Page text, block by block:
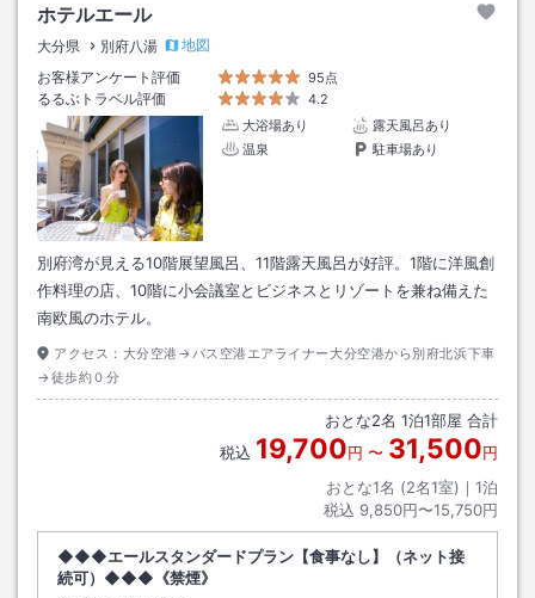
ホテルエール
大分県 別府八湯
地図
お客様アンケート評価
95点
るるぶトラベル評価
4.2
大浴場あり
露天風呂あり
温泉
駐車場あり
別府湾が見える10階展望風呂、11階露天風呂が好評。1階に洋風創
作料理の店、10階に小会議室とビジネスとリゾートを兼ね備えた
南欧風のホテル。
アクセス： 大分空港→バス空港エアライナー大分空港から別府北浜下車
→徒歩約０分
おとな2名 1泊1部屋 合計
税込 19,700円 〜 31,500円
おとな1名 (2名1室)｜ 1泊
税込 9,850円〜15,750円
◆◆◆エールスタンダードプラン【食事なし】（ネット接
続可）◆◆◆《禁煙》